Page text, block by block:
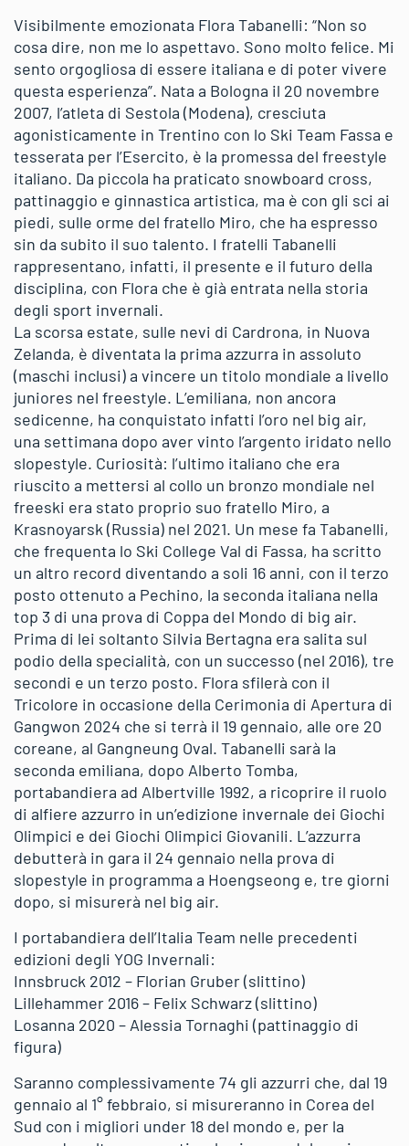
Visibilmente emozionata Flora Tabanelli: “Non so
cosa dire, non me lo aspettavo. Sono molto felice. Mi
sento orgogliosa di essere italiana e di poter vivere
questa esperienza”. Nata a Bologna il 20 novembre
2007, l’atleta di Sestola (Modena), cresciuta
agonisticamente in Trentino con lo Ski Team Fassa e
tesserata per l’Esercito, è la promessa del freestyle
italiano. Da piccola ha praticato snowboard cross,
pattinaggio e ginnastica artistica, ma è con gli sci ai
piedi, sulle orme del fratello Miro, che ha espresso
sin da subito il suo talento. I fratelli Tabanelli
rappresentano, infatti, il presente e il futuro della
disciplina, con Flora che è già entrata nella storia
degli sport invernali.
La scorsa estate, sulle nevi di Cardrona, in Nuova
Zelanda, è diventata la prima azzurra in assoluto
(maschi inclusi) a vincere un titolo mondiale a livello
juniores nel freestyle. L’emiliana, non ancora
sedicenne, ha conquistato infatti l’oro nel big air,
una settimana dopo aver vinto l’argento iridato nello
slopestyle. Curiosità: l’ultimo italiano che era
riuscito a mettersi al collo un bronzo mondiale nel
freeski era stato proprio suo fratello Miro, a
Krasnoyarsk (Russia) nel 2021. Un mese fa Tabanelli,
che frequenta lo Ski College Val di Fassa, ha scritto
un altro record diventando a soli 16 anni, con il terzo
posto ottenuto a Pechino, la seconda italiana nella
top 3 di una prova di Coppa del Mondo di big air.
Prima di lei soltanto Silvia Bertagna era salita sul
podio della specialità, con un successo (nel 2016), tre
secondi e un terzo posto. Flora sfilerà con il
Tricolore in occasione della Cerimonia di Apertura di
Gangwon 2024 che si terrà il 19 gennaio, alle ore 20
coreane, al Gangneung Oval. Tabanelli sarà la
seconda emiliana, dopo Alberto Tomba,
portabandiera ad Albertville 1992, a ricoprire il ruolo
di alfiere azzurro in un’edizione invernale dei Giochi
Olimpici e dei Giochi Olimpici Giovanili. L’azzurra
debutterà in gara il 24 gennaio nella prova di
slopestyle in programma a Hoengseong e, tre giorni
dopo, si misurerà nel big air.
I portabandiera dell’Italia Team nelle precedenti
edizioni degli YOG Invernali:
Innsbruck 2012 – Florian Gruber (slittino)
Lillehammer 2016 – Felix Schwarz (slittino)
Losanna 2020 – Alessia Tornaghi (pattinaggio di
figura)
Saranno complessivamente 74 gli azzurri che, dal 19
gennaio al 1° febbraio, si misureranno in Corea del
Sud con i migliori under 18 del mondo e, per la